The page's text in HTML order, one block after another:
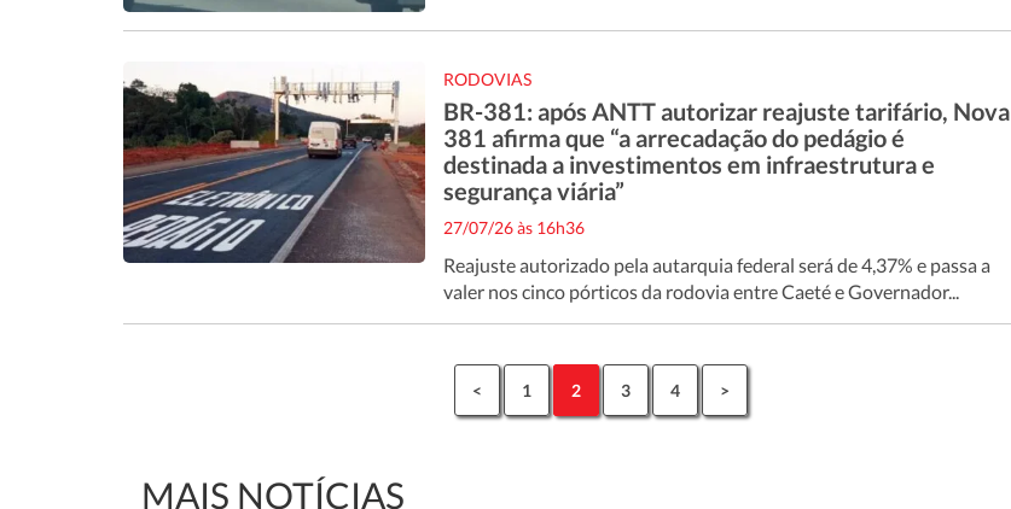
RODOVIAS
BR-381: após ANTT autorizar reajuste tarifário, Nova
381 afirma que “a arrecadação do pedágio é
destinada a investimentos em infraestrutura e
segurança viária”
27/07/26 às 16h36
Reajuste autorizado pela autarquia federal será de 4,37% e passa a
valer nos cinco pórticos da rodovia entre Caeté e Governador...
< 1 2 3 4 >
MAIS NOTÍCIAS